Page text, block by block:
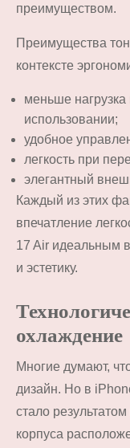
преимуществом.
Преимущества
контексте
меньше нагрузка
использовании;
удобное
легкость при
элегантный
Каждый из этих
впечатление
17 Air идеальным
и эстетику.
охлаждение
Многие думают,
дизайн. Но в
стало
корпуса